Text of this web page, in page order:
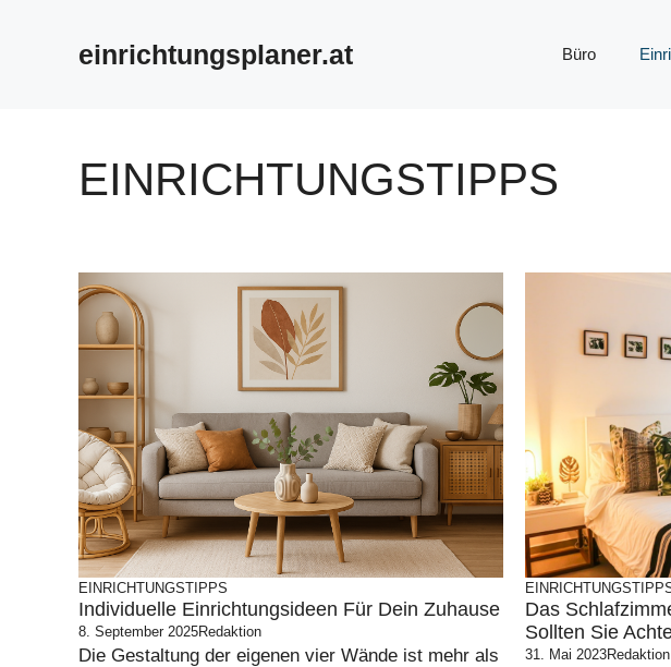
einrichtungsplaner.at Büro
EINRICHTUNGSTIPPS
EINRICHTUNGSTIPPS
Individuelle Einrichtungsideen Für Dein Zuhause
8. September 2025Redaktion
Die Gestaltung der eigenen vier Wände ist mehr als
Das
Sollten Sie
31. Mai 2023Redaktion